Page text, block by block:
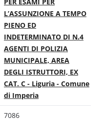
L’ASSUNZIONE A TEMPO
PIENO ED
INDETERMINATO DI N.4
AGENTI DI POLIZIA
MUNICIPALE, AREA
DEGLI ISTRUTTORI, EX
CAT. C - Liguria - Comune
di Imperia
7086